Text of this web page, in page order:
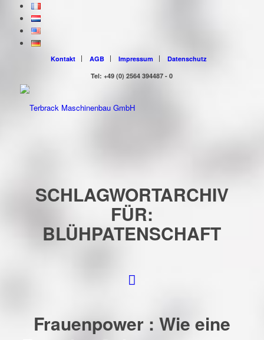
Kontakt AGB Impressum
Datenschutz
Tel: +49 (0) 2564 394487 - 0
SCHLAGWORTARCHIV
FÜR:
BLÜHPATENSCHAFT
Frauenpower : Wie eine